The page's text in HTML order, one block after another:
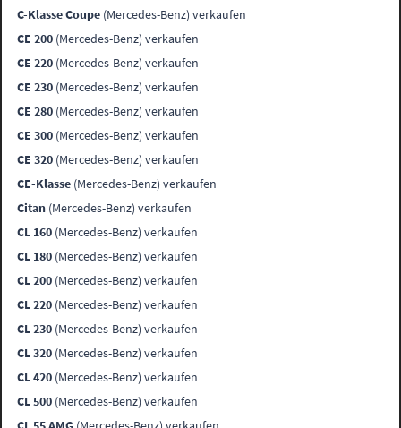
C-Klasse Coupe (Mercedes-Benz) verkaufen
CE 200 (Mercedes-Benz) verkaufen
CE 220 (Mercedes-Benz) verkaufen
CE 230 (Mercedes-Benz) verkaufen
CE 280 (Mercedes-Benz) verkaufen
CE 300 (Mercedes-Benz) verkaufen
CE 320 (Mercedes-Benz) verkaufen
CE-Klasse (Mercedes-Benz) verkaufen
Citan (Mercedes-Benz) verkaufen
CL 160 (Mercedes-Benz) verkaufen
CL 180 (Mercedes-Benz) verkaufen
CL 200 (Mercedes-Benz) verkaufen
CL 220 (Mercedes-Benz) verkaufen
CL 230 (Mercedes-Benz) verkaufen
CL 320 (Mercedes-Benz) verkaufen
CL 420 (Mercedes-Benz) verkaufen
CL 500 (Mercedes-Benz) verkaufen